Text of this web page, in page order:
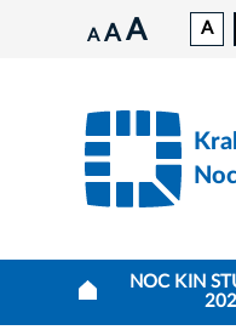
A A A A
NOC KIN